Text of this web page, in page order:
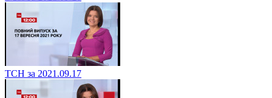
ТСН за 2021.09.17